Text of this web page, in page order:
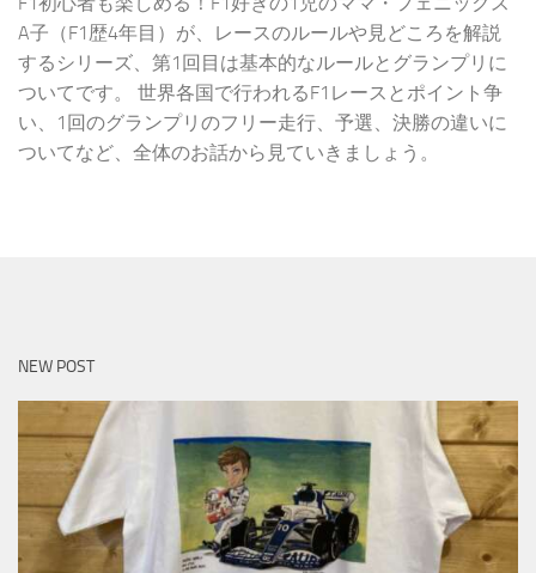
A子（F1歴4年目）が、レースのルールや見どころを解説
するシリーズ、第1回目は基本的なルールとグランプリに
ついてです。 世界各国で行われるF1レースとポイント争
い、1回のグランプリのフリー走行、予選、決勝の違いに
ついてなど、全体のお話から見ていきましょう。
NEW POST